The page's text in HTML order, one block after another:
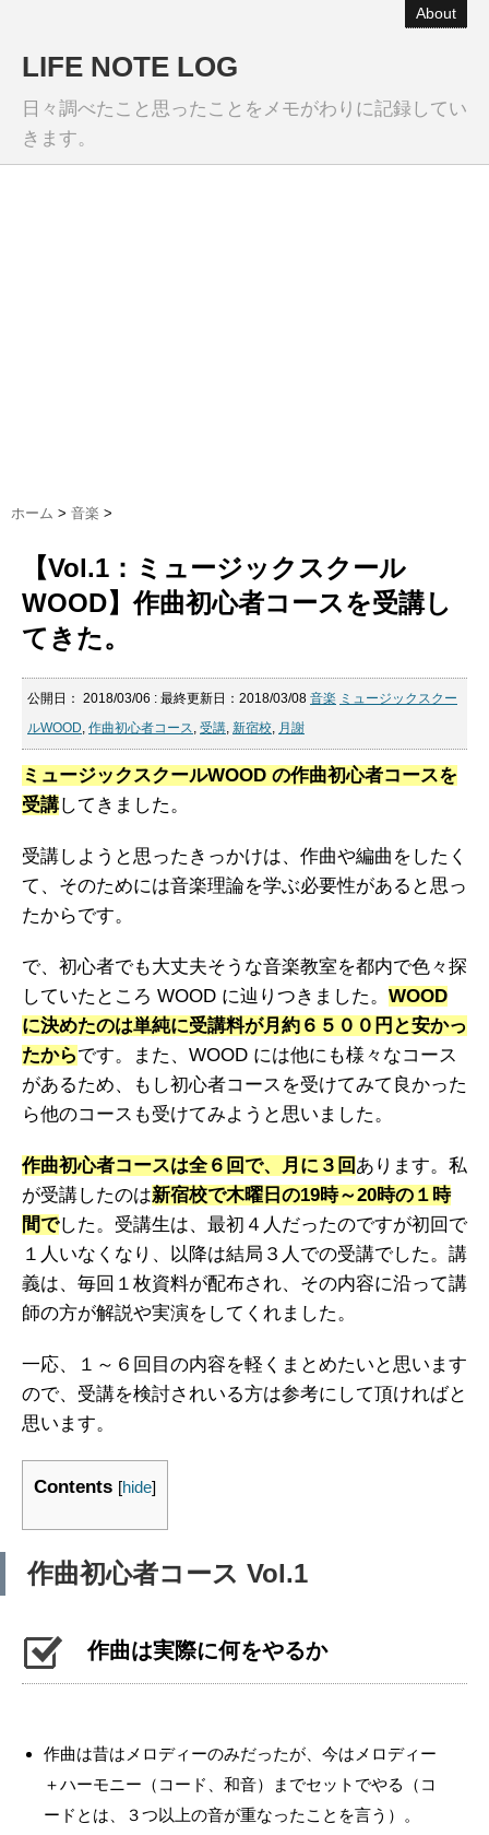
About
LIFE NOTE LOG
日々調べたこと思ったことをメモがわりに記録してい
きます。
ホーム > 音楽 >
【Vol.1：ミュージックスクール
WOOD】作曲初心者コースを受講し
てきた。
公開日： 2018/03/06 : 最終更新日：2018/03/08 音楽 ミュージックスクー
ルWOOD, 作曲初心者コース, 受講, 新宿校, 月謝
ミュージックスクールWOOD の作曲初心者コースを
受講してきました。
受講しようと思ったきっかけは、作曲や編曲をしたく
て、そのためには音楽理論を学ぶ必要性があると思っ
たからです。
で、初心者でも大丈夫そうな音楽教室を都内で色々探
していたところ WOOD に辿りつきました。 WOOD
に決めたのは単純に受講料が月約６５００円と安かっ
たからです。また、WOOD には他にも様々なコース
があるため、もし初心者コースを受けてみて良かった
ら他のコースも受けてみようと思いました。
作曲初心者コースは全６回で、月に３回 あります。私
が受講したのは新宿校で木曜日の19時～20時の１時
間でした。受講生は、最初４人だったのですが初回で
１人いなくなり、以降は結局３人での受講でした。講
義は、毎回１枚資料が配布され、その内容に沿って講
師の方が解説や実演をしてくれました。
一応、１～６回目の内容を軽くまとめたいと思います
ので、受講を検討されいる方は参考にして頂ければと
思います。
Contents [hide]
作曲初心者コース Vol.1
作曲は実際に何をやるか
作曲は昔はメロディーのみだったが、今はメロディー
＋ハーモニー（コード、和音）までセットでやる（コ
ードとは、３つ以上の音が重なったことを言う）。